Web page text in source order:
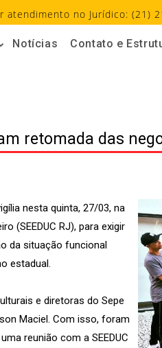
atendimento no Jurídico: (21)
Notícias Contato e
retomada das
nesta quinta, 27/03, na
(SEEDUC RJ), para exigir
da situação funcional
estadual.
e diretoras do Sepe
Maciel. Com isso, foram
reunião com a SEEDUC